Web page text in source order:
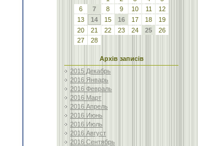
6
7 8 9 10 11
12
13
14 15 16 17 18
19
20
21 22 23 24 25
26
27
28
Архів записів
2015 Декабрь
2016 Январь
2016 Февраль
2016 Март
2016 Апрель
2016 Июнь
2016 Июль
2016 Август
2016 Сентябрь